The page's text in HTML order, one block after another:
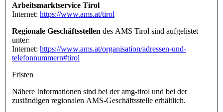
Arbeitsmarktservice Tirol
Internet: https://www.ams.at/tirol
Regionale Geschäftsstellen des AMS Tirol sind aufgelistet
unter:
Internet: https://www.ams.at/organisation/adressen-und-
telefonnummern#tirol
Fristen
Nähere Informationen sind bei der amg-tirol und bei der
zuständigen regionalen AMS-Geschäftsstelle erhältlich.